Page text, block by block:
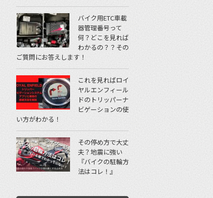
バイク用ETC車載
器管理番号って
何？どこを見れば
わかるの？？その
ご質問にお答えします！
これを見ればロイ
ヤルエンフィール
ドのトリッパーナ
ビゲーションの使
い方がわかる！
その停め方で大丈
夫？地震に強い
『バイクの駐輪方
法はコレ！』